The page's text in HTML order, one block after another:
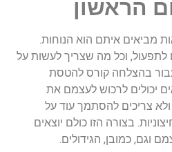
הראשון
מביאים איתם הוא הנוחות.
לתפעול, וכל מה שצריך לעשות על
בהצלחה קורס להטסת
יכולים לרכוש לעצמם את
ולא צריכים להסתמך עוד על
בצורה הזו כולם יוצאים
וגם, כמובן, הגידולים.